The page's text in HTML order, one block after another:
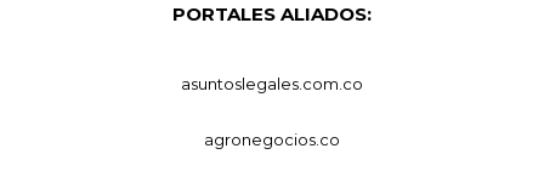
PORTALES ALIADOS:
asuntoslegales.com.co
agronegocios.co